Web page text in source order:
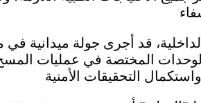
قد أجرى جولة ميدانية في
المختصة في عمليات